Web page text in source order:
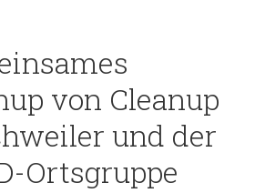
von Cleanup
und der
Ortsgruppe